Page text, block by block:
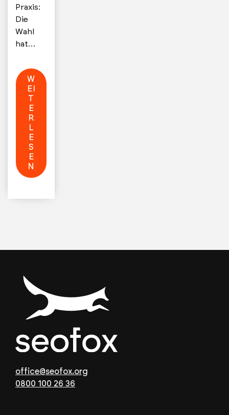
Praxis:
Die
Wahl
hat…
W
EI
T
E
R
L
E
S
E
N
office@seofox.org
0800 100 26 36